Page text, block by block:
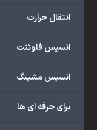
انتقال حرارت
انسیس فلوئنت
انسیس مشینگ
برای حرفه ای ها
(CFD)
هستند.
ما
گسترده‌ای